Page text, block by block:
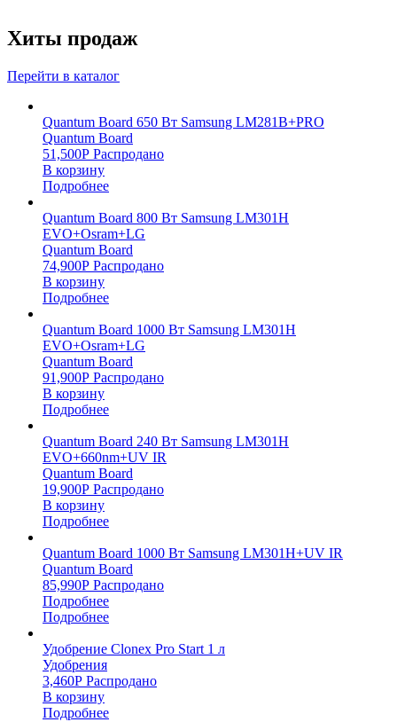
Хиты продаж
Перейти в каталог
Quantum Board 650 Вт Samsung LM281B+PRO
Quantum Board
51,500Р Распродано
В корзину
Подробнее
Quantum Board 800 Вт Samsung LM301H
EVO+Osram+LG
Quantum Board
74,900Р Распродано
В корзину
Подробнее
Quantum Board 1000 Вт Samsung LM301H
EVO+Osram+LG
Quantum Board
91,900Р Распродано
В корзину
Подробнее
Quantum Board 240 Вт Samsung LM301H
EVO+660nm+UV IR
Quantum Board
19,900Р Распродано
В корзину
Подробнее
Quantum Board 1000 Вт Samsung LM301H+UV IR
Quantum Board
85,990Р Распродано
Подробнее
Подробнее
Удобрение Clonex Pro Start 1 л
Удобрения
3,460Р Распродано
В корзину
Подробнее